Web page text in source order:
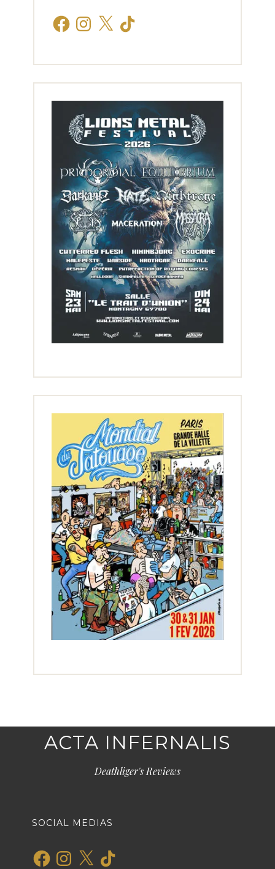
FacebookInstagram
X TikTok
ACTA INFERNALIS
Deathliger's Reviews
SOCIAL MEDIAS
FacebookInstagram
X TikTok